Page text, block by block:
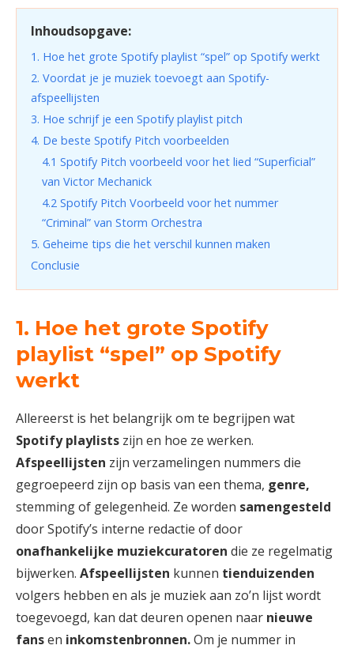
Inhoudsopgave:
1. Hoe het grote Spotify playlist “spel” op Spotify werkt
2. Voordat je je muziek toevoegt aan Spotify-
afspeellijsten
3. Hoe schrijf je een Spotify playlist pitch
4. De beste Spotify Pitch voorbeelden
4.1 Spotify Pitch voorbeeld voor het lied “Superficial”
van Victor Mechanick
4.2 Spotify Pitch Voorbeeld voor het nummer
“Criminal” van Storm Orchestra
5. Geheime tips die het verschil kunnen maken
Conclusie
1. Hoe het grote Spotify
playlist “spel” op Spotify
werkt
Allereerst is het belangrijk om te begrijpen wat
Spotify playlists zijn en hoe ze werken.
Afspeellijsten zijn verzamelingen nummers die
gegroepeerd zijn op basis van een thema, genre,
stemming of gelegenheid. Ze worden samengesteld
door Spotify’s interne redactie of door
onafhankelijke muziekcuratoren die ze regelmatig
bijwerken. Afspeellijsten kunnen tienduizenden
volgers hebben en als je muziek aan zo’n lijst wordt
toegevoegd, kan dat deuren openen naar nieuwe
fansen inkomstenbronnen.Om je nummer in